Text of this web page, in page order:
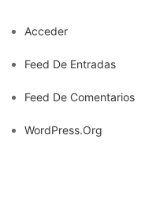
Acceder
Feed De Entradas
Feed De Comentarios
WordPress.org